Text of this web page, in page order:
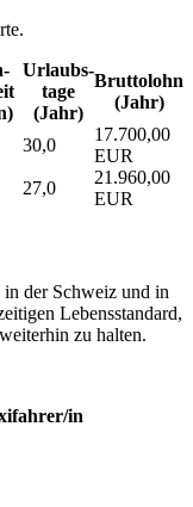
Urlaubs­
tage
(Jahr)
Bruttolohn
(Jahr)
30,0
17.700,00
EUR
27,0
21.960,00
EUR
der Schweiz und in
Lebensstandard,
zu halten.
in